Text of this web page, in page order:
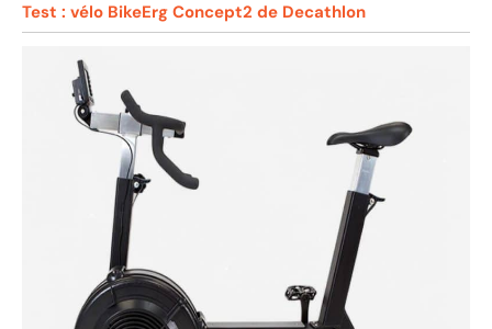
Test : vélo BikeErg Concept2 de Decathlon